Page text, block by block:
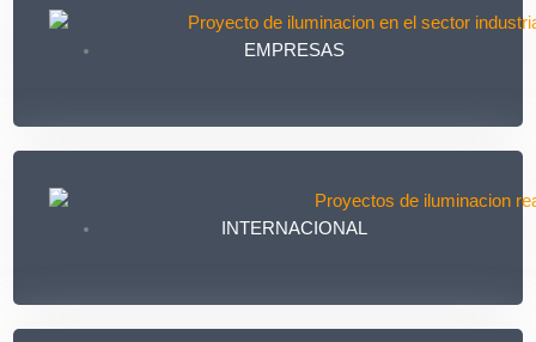
EMPRESAS
INTERNACIONAL